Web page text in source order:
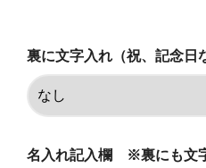
裏に文字入れ（祝、記念日
名入れ記入欄 ※裏にも文